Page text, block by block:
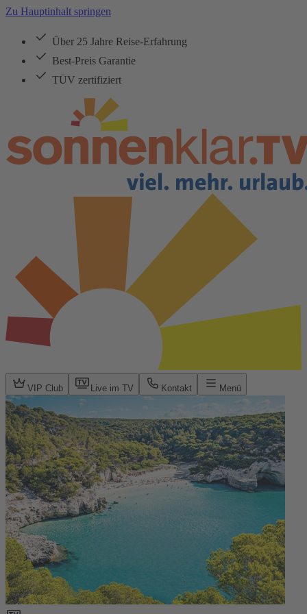
Zu Hauptinhalt springen
Über 25 Jahre Reise-Erfahrung
Best-Preis Garantie
TÜV zertifiziert
VIP Club Live im TV Kontakt Menü